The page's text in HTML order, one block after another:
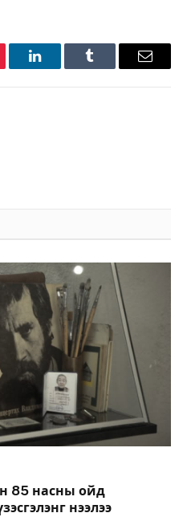
LinkedInTumblr Имэйл
85 насны ойд
нээлээ